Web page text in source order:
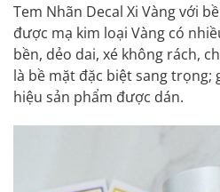
Tem Nhãn Decal Xi Vàng với
được mạ kim loại Vàng có
bền, dẻo dai, xé không rách,
là bề mặt đặc biệt sang
hiệu sản phẩm được dán.